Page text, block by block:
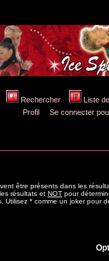
Rechercher
Liste
Profil
Se connecter
être présents dans les
résultats et NOT pour
Utilisez * comme un joker pour